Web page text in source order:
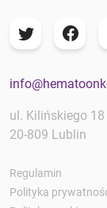
ul. Kilińskiego 18
20-809 Lublin
Regulamin
Polityka